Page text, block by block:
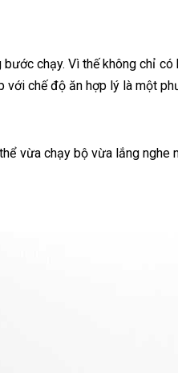
chạy. Vì thế không chỉ
chế độ ăn hợp lý là một
vừa chạy bộ vừa lắng